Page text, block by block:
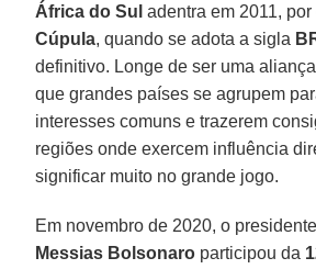
África do Sul adentra em 2011,
Cúpula, quando se adota a sigla
definitivo. Longe de ser uma
que grandes países se agrupem
interesses comuns e trazerem
regiões onde exercem influência
significar muito no grande jogo.
Em novembro de 2020, o
Messias Bolsonaro participou da